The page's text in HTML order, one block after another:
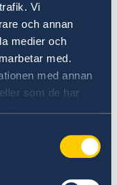
Vi
och annan
medier och
med.
med annan
som de har
är fortsatt
Västsahara
mellan
1994 och
år 2021.
södra Afrika
mot Europa